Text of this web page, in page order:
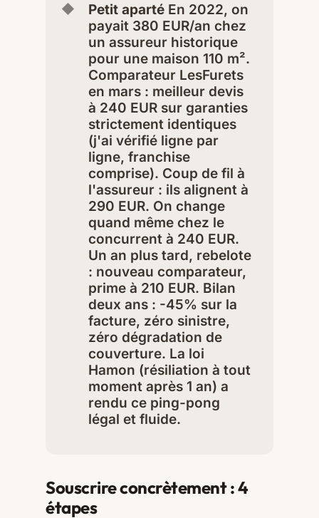
Petit aparté En 2022, on
payait 380 EUR/an chez
un assureur historique
pour une maison 110 m².
Comparateur LesFurets
en mars : meilleur devis
à 240 EUR sur garanties
strictement identiques
(j'ai vérifié ligne par
ligne, franchise
comprise). Coup de fil à
l'assureur : ils alignent à
290 EUR. On change
quand même chez le
concurrent à 240 EUR.
Un an plus tard, rebelote
: nouveau comparateur,
prime à 210 EUR. Bilan
deux ans : -45% sur la
facture, zéro sinistre,
zéro dégradation de
couverture. La loi
Hamon (résiliation à tout
moment après 1 an) a
rendu ce ping-pong
légal et fluide.
Souscrire concrètement : 4
étapes